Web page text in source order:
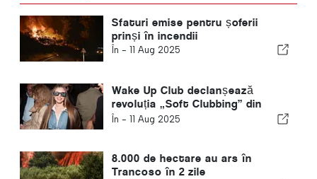
Sfaturi emise pentru șoferii
prinși în incendii
În - 11 Aug 2025
Wake Up Club declanșează
revoluția „Soft Clubbing” din
Lisabona
În - 11 Aug 2025
8.000 de hectare au ars în
Trancoso în 2 zile